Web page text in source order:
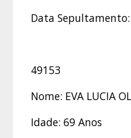
Data
49153
Nome: EVA LUCIA
Idade: 69 Anos